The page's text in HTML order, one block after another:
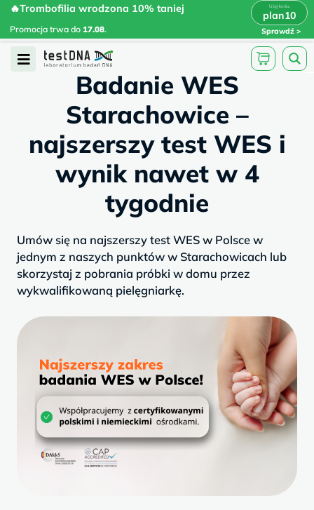
Skip
content
🔥Trombofilia wrodzona 10% taniej
Promocja trwa do 17.08.
plan10
Sprawdź
🔥Trombofilia wrodzona 10% taniej
plan10 x
Open
testdna.pl
Badanie WES
Starachowice –
najszerszy test WES i
wynik nawet w 4
tygodnie
Umów się na najszerszy test WES w Polsce w
jednym z naszych punktów w Starachowicach lub
skorzystaj z pobrania próbki w domu przez
wykwalifikowaną pielęgniarkę.